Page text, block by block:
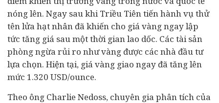
nóng lên. Ngay sau khi Triều Tiên tiến hành vụ thử
tên lửa hạt nhân đã khiến cho giá vàng ngay lập
tức tăng giá sau một thời gian lao dốc. Các tài sản
phòng ngừa rủi ro như vàng được các nhà đầu tư
lựa chọn. Hiện tại, giá vàng giao ngay đã tăng lên
mức 1.320 USD/ounce.
Theo ông Charlie Nedoss, chuyên gia phân tích của